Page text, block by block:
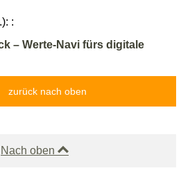
:
– Werte-Navi fürs digitale
zurück nach oben
Nach oben